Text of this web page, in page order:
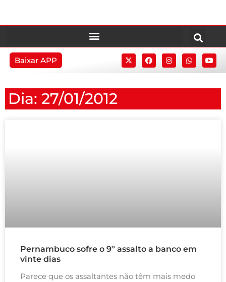
Baixar APP
Dia: 27/01/2012
Pernambuco sofre o 9º assalto a banco em
vinte dias
Parece que os assaltantes não têm mais medo